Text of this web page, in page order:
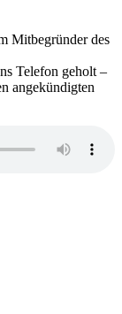
Mitbegründer des
Telefon geholt –
angekündigten